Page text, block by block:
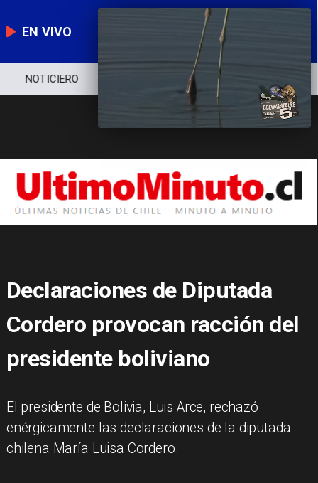
EN VIVO
NOTICIERO
Declaraciones de Diputada
Cordero provocan racción del
presidente boliviano
El presidente de Bolivia, Luis Arce, rechazó
enérgicamente las declaraciones de la diputada
chilena María Luisa Cordero.